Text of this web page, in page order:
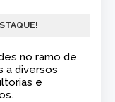
no ramo de
a diversos
e